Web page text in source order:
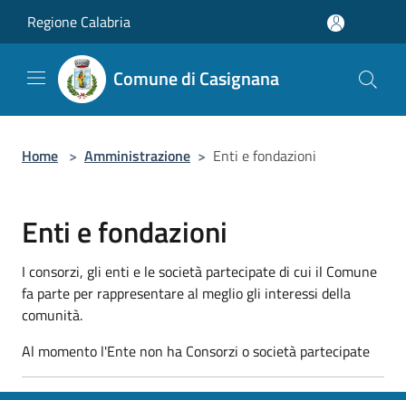
Regione Calabria
Comune di Casignana
Home > Amministrazione > Enti e fondazioni
Enti e fondazioni
I consorzi, gli enti e le società partecipate di cui il Comune
fa parte per rappresentare al meglio gli interessi della
comunità.
Al momento l'Ente non ha Consorzi o società partecipate